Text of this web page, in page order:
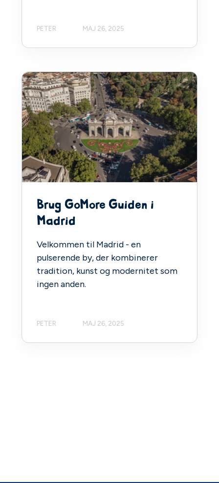
PETER MAJ 26, 2025
Brug GoMore Guiden i
Madrid
Velkommen til Madrid - en
pulserende by, der kombinerer
tradition, kunst og modernitet som
ingen anden.
PETER MAJ 26, 2025